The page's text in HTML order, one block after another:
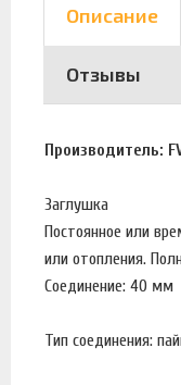
Описание
Отзывы
Производитель:
Заглушка
Постоянное или
или отопления.
Соединение: 40 мм
Тип соединения: